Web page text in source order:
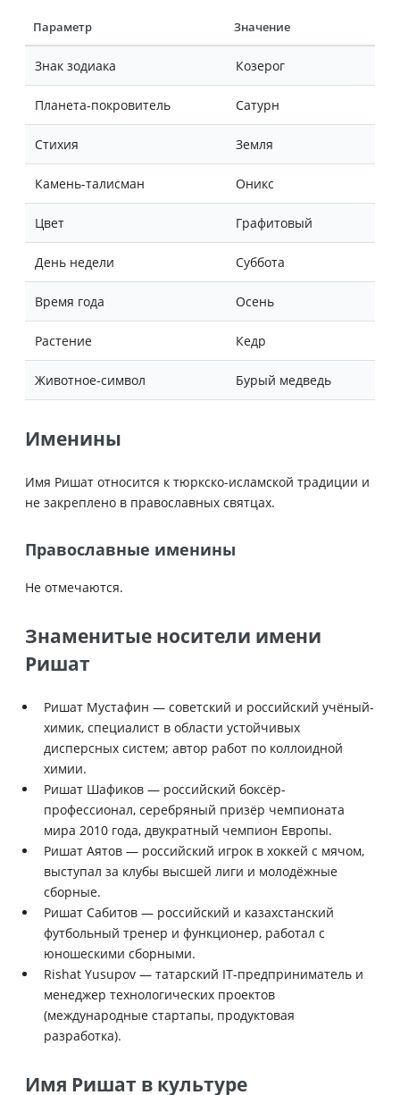
Параметр Значение
Знак зодиака Козерог
Планета-покровитель Сатурн
Стихия Земля
Камень-талисман Оникс
Цвет Графитовый
День недели Суббота
Время года Осень
Растение Кедр
Животное-символ Бурый медведь
Именины
Имя Ришат относится к тюркско-исламской традиции и
не закреплено в православных святцах.
Православные именины
Не отмечаются.
Знаменитые носители имени
Ришат
Ришат Мустафин — советский и российский учёный-
химик, специалист в области устойчивых
дисперсных систем; автор работ по коллоидной
химии.
Ришат Шафиков — российский боксёр-
профессионал, серебряный призёр чемпионата
мира 2010 года, двукратный чемпион Европы.
Ришат Аятов — российский игрок в хоккей с мячом,
выступал за клубы высшей лиги и молодёжные
сборные.
Ришат Сабитов — российский и казахстанский
футбольный тренер и функционер, работал с
юношескими сборными.
Rishat Yusupov — татарский IT-предприниматель и
менеджер технологических проектов
(международные стартапы, продуктовая
разработка).
Имя Ришат в культуре